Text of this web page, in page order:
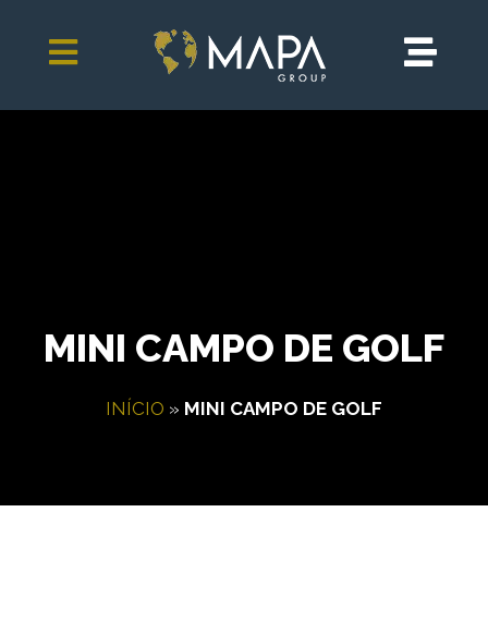
MINI CAMPO DE GOLF
INÍCIO » MINI CAMPO DE GOLF